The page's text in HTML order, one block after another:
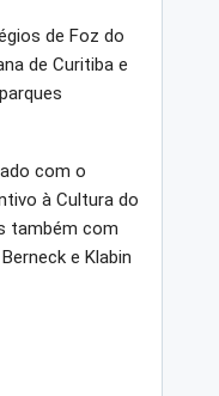
de Foz do
de Curitiba e
com o
à Cultura do
também com
e Klabin